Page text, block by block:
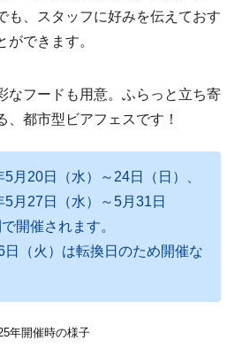
も、スタッフに好みを伝えておす
できます。
なフードも用意。ふらっと立ち寄
、都市型ビアフェスです！
5月20日（水）～24日（日）、
5月27日（水）～5月31日
開催されます。
（火）は転換日のため開催な
年開催時の様子